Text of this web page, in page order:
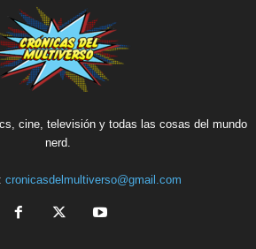
cine, televisión y todas las cosas del mundo
nerd.
cronicasdelmultiverso@gmail.com